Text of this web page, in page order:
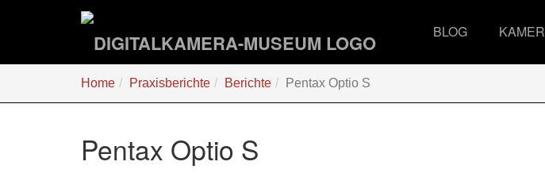
BLOG
sind
Home Praxisberichte Berichte Pentax Optio S
Pentax Optio S